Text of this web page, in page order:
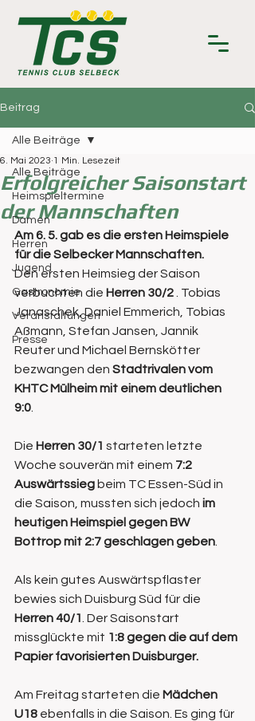
Beitrag
Alle Beiträge
Heimspieltermine
Damen
Herren
Jugend
Gastronomie
Veranstaltungen
Presse
Alle Beiträge
Erfolgreicher Saisonstart
der Mannschaften
6. Mai 2023 1 Min. Lesezeit
Am 6. 5. gab es die ersten Heimspiele
für die Selbecker Mannschaften.
Den ersten Heimsieg der Saison
verbuchten die Herren 30/2
. Tobias
Janaschek, Daniel Emmerich, Tobias
Aßmann, Stefan Jansen, Jannik
Reuter und Michael Bernskötter
bezwangen den Stadtrivalen vom
KHTC Mülheim mit einem deutlichen
9:0
Die Herren 30/1 starteten letzte
Woche souverän mit einem 7:2
Auswärtssieg beim TC Essen-Süd in
die Saison, mussten sich jedoch im
heutigen Heimspiel gegen BW
Bottrop mit 2:7 geschlagen geben
Als kein gutes Auswärtspflaster
bewies sich Duisburg Süd für die
Herren 40/1 . Der Saisonstart
missglückte mit 1:8 gegen die auf dem
Papier favorisierten Duisburger.
Am Freitag starteten die Mädchen
U18 ebenfalls in die Saison. Es ging für